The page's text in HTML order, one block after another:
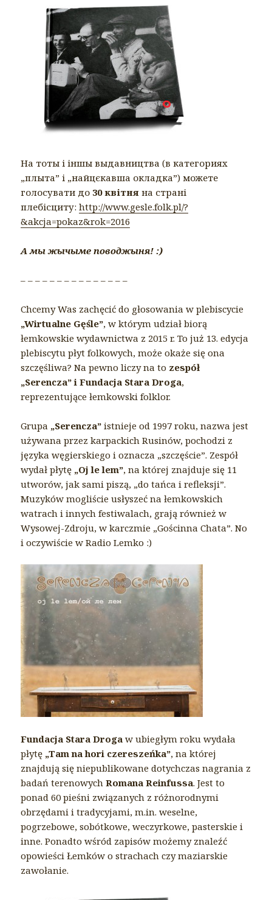
На тоты і іншы выдавництва (в категориях
„плыта” і „найцєкавша окладка”) можете
голосувати до30 квітня на страні
плебісциту:http://www.gesle.folk.pl/?
&akcja=pokaz&rok=2016
А мы жычыме поводжыня! :)
– – – – – – – – – – – – – – –
Chcemy Was zachęcić do głosowania w plebiscycie
„Wirtualne Gęśle”, w którym udział biorą
łemkowskie wydawnictwa z 2015 r. To już 13. edycja
plebiscytu płyt folkowych, może okaże się ona
szczęśliwa? Na pewno liczy na to zespół
„Serencza” i Fundacja Stara Droga,
reprezentujące łemkowski folklor.
Grupa „Serencza” istnieje od 1997 roku, nazwa jest
używana przez karpackich Rusinów, pochodzi z
języka węgierskiego i oznacza „szczęście”. Zespół
wydał płytę „Oj le lem”, na której znajduje się 11
utworów, jak sami piszą, „do tańca i refleksji”.
Muzyków mogliście usłyszeć na łemkowskich
watrach i innych festiwalach, grają również w
Wysowej-Zdroju, w karczmie „Gościnna Chata”. No
i oczywiście w Radio Lemko :)
Fundacja Stara Drogaw ubiegłym roku wydała
płytę „Tam na hori czereszeńka”, na której
znajdują się niepublikowane dotychczas nagrania z
badań terenowychRomana Reinfussa. Jest to
ponad 60 pieśni związanych z różnorodnymi
obrzędami i tradycyjami, m.in. weselne,
pogrzebowe, sobótkowe, weczyrkowe, pasterskie i
inne. Ponadto wśród zapisów możemy znaleźć
opowieści Łemków o strachach czy maziarskie
zawołanie.